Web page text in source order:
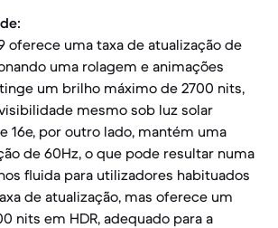
oferece uma taxa de atualização de
uma rolagem e animações
um brilho máximo de 2700 nits,
mesmo sob luz solar
16e, por outro lado, mantém uma
de 60Hz, o que pode resultar numa
fluida para utilizadores habituados
de atualização, mas oferece um
nits em HDR, adequado para a